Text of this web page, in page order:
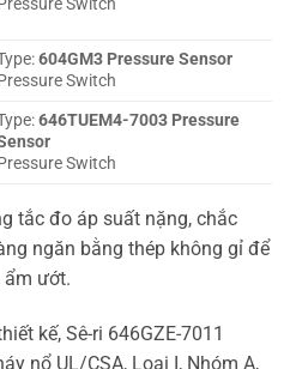
Switch
604GM3 Pressure Sensor
Switch
646TUEM4-7003 Pressure
Switch
tắc đo áp suất nặng, chắc
ngăn bằng thép không gỉ để
ẩm ướt.
kế, Sê-ri 646GZE-7011
nổ UL/CSA, Loại I, Nhóm A,